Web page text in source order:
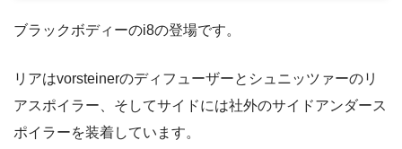
ブラックボディーのi8の登場です。
リアはvorsteinerのディフューザーとシュニッツァーのリ
アスポイラー、そしてサイドには社外のサイドアンダース
ポイラーを装着しています。